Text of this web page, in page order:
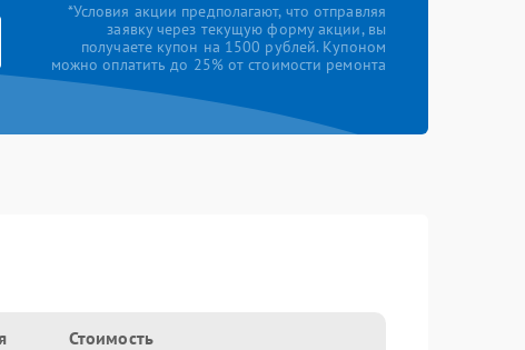
*Условия акции предполагают, что отправляя
заявку через текущую форму акции, вы
получаете купон на 1500 рублей. Купоном
можно оплатить до 25% от стоимости ремонта
Стоимость